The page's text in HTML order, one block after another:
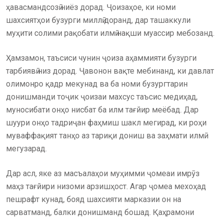
ҳавасмандсозӣ ниёз дорад. Ҷоизаҳое, ки номи
шахсиятҳои бузурги миллӣ доранд, дар ташаккули
муҳити солими рақобати илмӣ нақши муассир мебозанд.
Ҳамзамон, таъсиси чунин ҷоиза аҳаммияти бузурги
тарбиявӣ низ дорад. Ҷавонон вақте мебинанд, ки давлат
олимонро қадр мекунад ва ба номи бузургтарин
донишманди тоҷик ҷоизаи махсус таъсис медиҳад,
муносибати онҳо нисбат ба илм тағйир меёбад. Дар
шуури онҳо тадриҷан фаҳмиш шакл мегирад, ки роҳи
муваффақият танҳо аз тариқи дониш ва заҳмати илмӣ
мегузарад.
Дар асл, яке аз масъалаҳои муҳимми ҷомеаи имрӯз
маҳз тағйири низоми арзишҳост. Агар ҷомеа мехоҳад
пешрафт кунад, бояд шахсияти марказии он на
сарватманд, балки донишманд бошад. Қаҳрамони